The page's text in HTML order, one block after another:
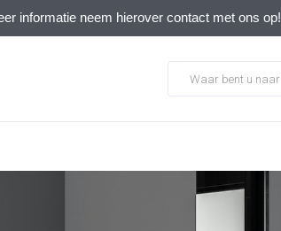
informatie neem hierover contact met ons op!